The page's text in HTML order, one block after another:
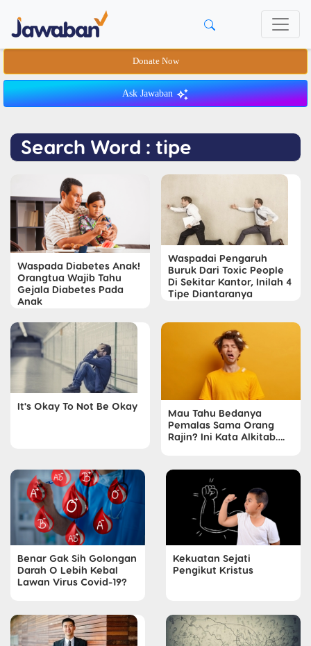
Donate Now
Ask Jawaban
Search Word : tipe
Waspada Diabetes Anak!
Orangtua Wajib Tahu
Gejala Diabetes Pada
Anak
Waspadai Pengaruh
Buruk Dari Toxic People
Di Sekitar Kantor, Inilah 4
Tipe Diantaranya
It's Okay To Not Be Okay
Mau Tahu Bedanya
Pemalas Sama Orang
Rajin? Ini Kata Alkitab….
Benar Gak Sih Golongan
Darah O Lebih Kebal
Lawan Virus Covid-19?
Kekuatan Sejati
Pengikut Kristus